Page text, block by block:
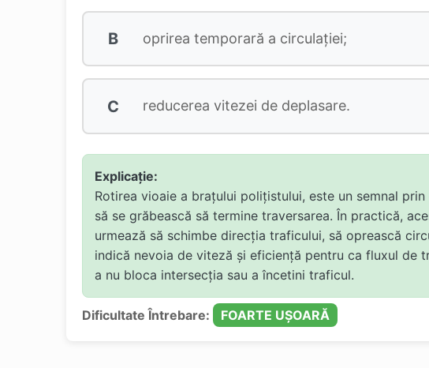
B oprirea temporară a circulaţiei;
C reducerea vitezei de deplasare.
Explicație:
Rotirea vioaie a brațului polițistului, este un semnal
să se grăbească să termine traversarea. În practică,
urmează să schimbe direcția traficului, să oprească
indică nevoia de viteză și eficiență pentru ca fluxul de
a nu bloca intersecția sau a încetini traficul.
Dificultate Întrebare: FOARTE UȘOARĂ